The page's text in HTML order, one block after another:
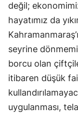
değil;
hayatımız da
seyrine
borcu olan
itibaren düşük
uygulanması,